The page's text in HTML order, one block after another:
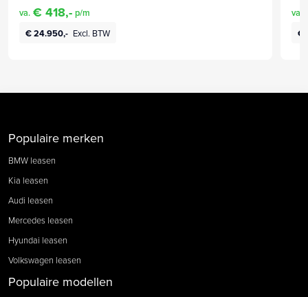
va. € 418,- p/m
€ 24.950,- Excl. BTW
va.
€
Populaire merken
BMW leasen
Kia leasen
Audi leasen
Mercedes leasen
Hyundai leasen
Volkswagen leasen
Populaire modellen